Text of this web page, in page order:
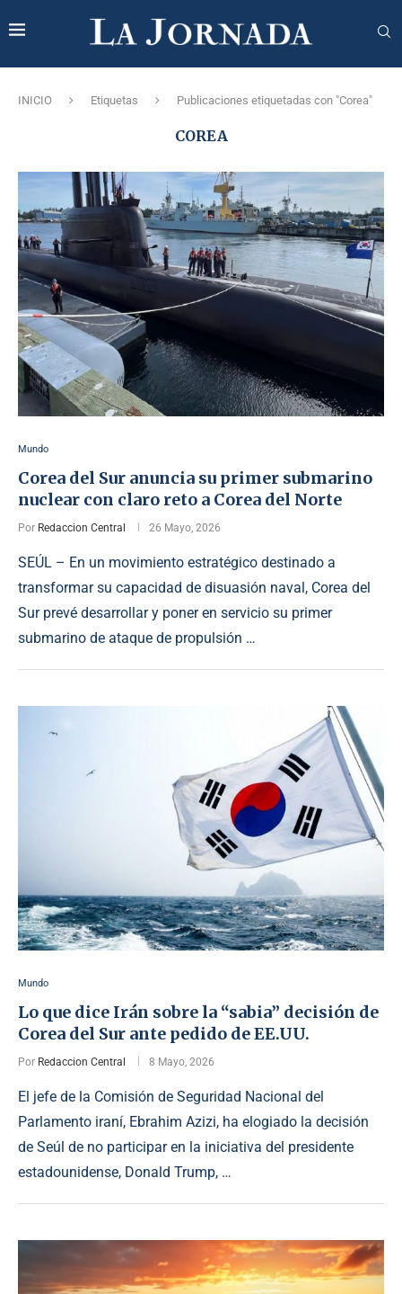
INICIO Etiquetas Publicaciones etiquetadas con "Corea"
COREA
Mundo
Corea del Sur anuncia su primer submarino
nuclear con claro reto a Corea del Norte
Por Redaccion Central 26 Mayo, 2026
SEÚL – En un movimiento estratégico destinado a
transformar su capacidad de disuasión naval, Corea del
Sur prevé desarrollar y poner en servicio su primer
submarino de ataque de propulsión …
Mundo
Lo que dice Irán sobre la “sabia” decisión de
Corea del Sur ante pedido de EE.UU.
Por Redaccion Central 8 Mayo, 2026
El jefe de la Comisión de Seguridad Nacional del
Parlamento iraní, Ebrahim Azizi, ha elogiado la decisión
de Seúl de no participar en la iniciativa del presidente
estadounidense, Donald Trump, …